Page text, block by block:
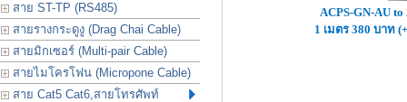
สาย ST-TP (RS485)
สายรางกระดูงู (Drag Chai Cable)
สายมิกเซอร์ (Multi-pair Cable)
สายไมโครโฟน (Micropone Cable)
สาย Cat5 Cat6,สายโทรศัพท์
ACPS-GN-AU
1 เมตร 380 บาท